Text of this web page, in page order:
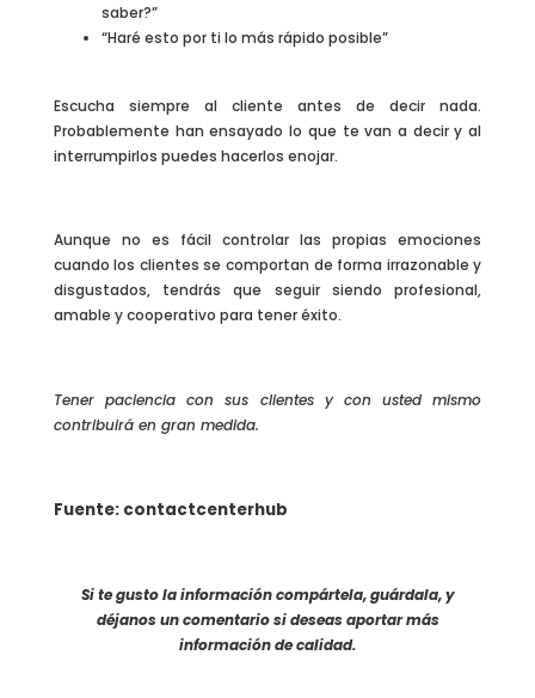
saber?”
“Haré esto por ti lo más rápido posible”
Escucha siempre al cliente antes de decir nada.
Probablemente han ensayado lo que te van a decir y al
interrumpirlos puedes hacerlos enojar.
Aunque no es fácil controlar las propias emociones
cuando los clientes se comportan de forma irrazonable y
disgustados, tendrás que seguir siendo profesional,
amable y cooperativo para tener éxito.
Tener paciencia con sus clientes y con usted mismo
contribuirá en gran medida.
Fuente: contactcenterhub
Si te gusto la información compártela, guárdala, y
déjanos un comentario si deseas aportar más
información de calidad.